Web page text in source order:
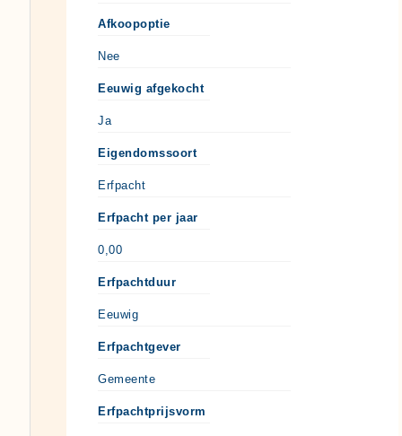
Afkoopoptie
Nee
Eeuwig afgekocht
Ja
Eigendomssoort
Erfpacht
Erfpacht per jaar
0,00
Erfpachtduur
Eeuwig
Erfpachtgever
Gemeente
Erfpachtprijsvorm